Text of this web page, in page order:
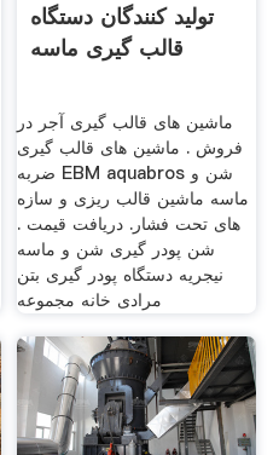
تولید کنندگان دستگاه
قالب گیری ماسه
ماشین های قالب گیری آجر در
فروش . ماشین های قالب گیری
ضربه EBM aquabros شن و
ماسه ماشین قالب ریزی و سازه
های تحت فشار. دریافت قیمت .
شن پودر گیری شن و ماسه
نیجریه دستگاه پودر گیری بتن
مرادی خانه مجموعه